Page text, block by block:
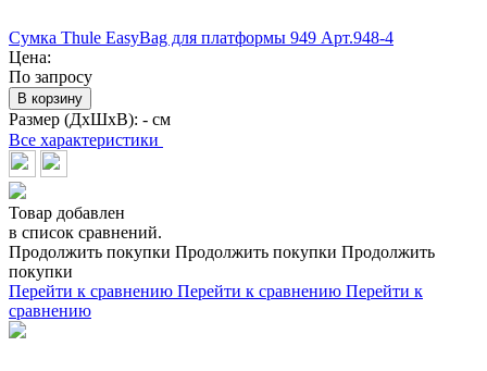
Сумка Thule EasyBag для платформы 949 Арт.948-4
Цена:
По запросу
В корзину
Размер (ДхШхВ): - см
Все характеристики
Товар добавлен
в список сравнений.
Продолжить покупки Продолжить покупки Продолжить
покупки
Перейти к сравнению Перейти к сравнению Перейти к
сравнению